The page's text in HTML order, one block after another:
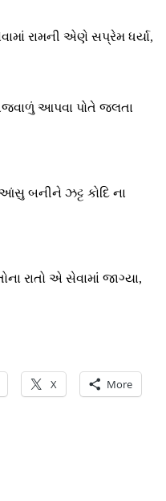
રામની એણે સપ્રેમ ધર્યા,
આપવા પોતે જલતા
બનીને ઝટ્ટ કોદિ ના
રાતો એ સેવામાં જાગ્યા,
X More